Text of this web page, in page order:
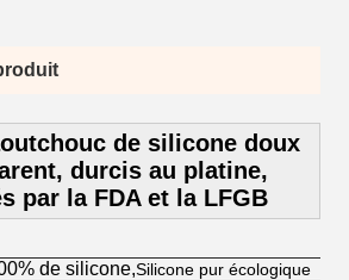
de silicone doux
durcis au platine,
par la FDA et la LFGB
de silicone,Silicone pur écologique